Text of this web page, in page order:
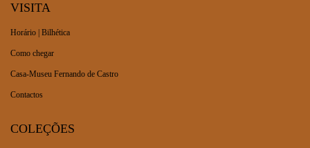
VISITA
Horário | Bilhética
Como chegar
Casa-Museu Fernando de Castro
Contactos
COLEÇÕES